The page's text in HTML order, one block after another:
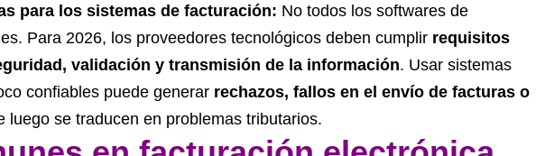
para los sistemas de facturación: No todos los softwares de
Para 2026, los proveedores tecnológicos deben cumplir requisitos
validación y transmisión de la información. Usar sistemas
confiables puede generar rechazos, fallos en el envío de facturas o
luego se traducen en problemas tributarios.